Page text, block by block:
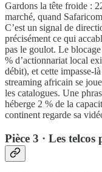
Gardons la tête froide :
marché, quand
C’est un signal de
précisément ce qui
pas le goulot. Le
% d’actionnariat local
débit), et cette impasse-
streaming africain se
les catalogues. Une
héberge 2 % de la
continent regarde sa
Pièce 3 · Les